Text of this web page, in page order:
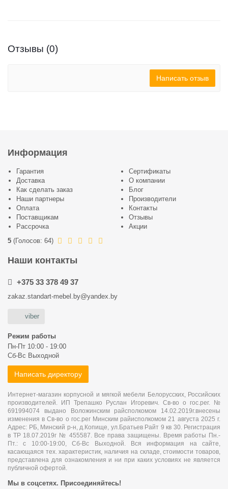
Отзывы (0)
Написать отзыв
Информация
Гарантия
Доставка
Как сделать заказ
Наши партнеры
Оплата
Поставщикам
Рассрочка
Сертификаты
О компании
Блог
Производители
Контакты
Отзывы
Акции
5 (Голосов: 64)
Наши контакты
+375 33 378 49 37
zakaz.standart-mebel.by@yandex.by
viber
Режим работы
Пн-Пт 10:00 - 19:00
Сб-Вс Выходной
Написать директору
Интернет-магазин корпусной и мягкой мебели Белорусских, Российских
производителей. ИП Трепашко Руслан Игоревич. Св-во о гос.рег. №
691994074 выдано Воложинским райсполкомом 14.02.2019г.внесены
изменения в Св-во о гос.рег Минским райисполкомом 21 августа 2025 г.
Адрес: РБ, Минский р-н, д.Копище, ул.Братьев Райт 9 кв 30. Регистрация
в ТР 18.07.2019г № 455587. Все права защищены. Время работы Пн.-
Пт.: с 10:00-19:00, Сб-Вс Выходной. Вся информация на сайте,
касающаяся тех. характеристик, наличия на складе, стоимости товаров,
представлена для ознакомления и ни при каких условиях не является
публичной офертой.
Мы в соцсетях. Присоединяйтесь!